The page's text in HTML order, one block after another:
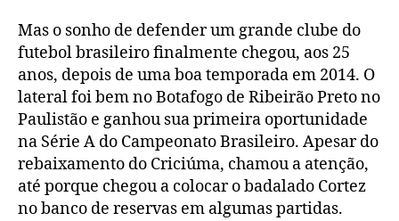
Mas o sonho de defender um grande clube do
futebol brasileiro finalmente chegou, aos 25
anos, depois de uma boa temporada em 2014. O
lateral foi bem no Botafogo de Ribeirão Preto no
Paulistão e ganhou sua primeira oportunidade
na Série A do Campeonato Brasileiro. Apesar do
rebaixamento do Criciúma, chamou a atenção,
até porque chegou a colocar o badalado Cortez
no banco de reservas em algumas partidas.